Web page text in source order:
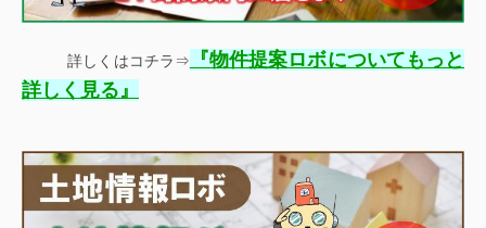
詳しくはコチラ⇒ 『物件提案ロボについてもっと
詳しく見る』